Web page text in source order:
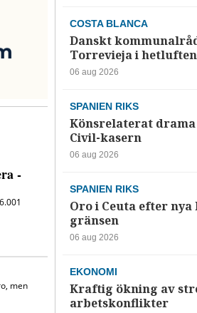
COSTA BLANCA
Danskt
Torrevieja i hetluften
06 aug 2026
SPANIEN RIKS
Könsrelaterat
Civil-kasern
06 aug 2026
SPANIEN RIKS
Oro i Ceuta efter
gränsen
06 aug 2026
EKONOMI
Kraftig ökning av
arbetskonflikter